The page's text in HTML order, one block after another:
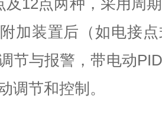
及12点两种，采用周
加装置后（如电接
节与报警，带电动
调节和控制。